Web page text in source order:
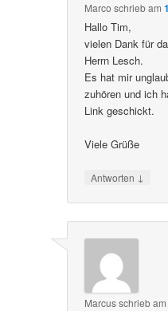
Marco schriebam
Hallo Tim,
vielen Dank für
Herrn Lesch.
Es hat mir
zuhören und ich
Link geschickt.
Viele Grüße
Antworten ↓
Marcusschrieb